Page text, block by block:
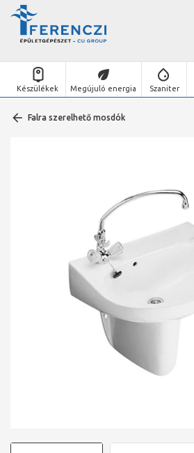
Készülékek Megújuló energia Szaniter
Falra szerelhető mosdók